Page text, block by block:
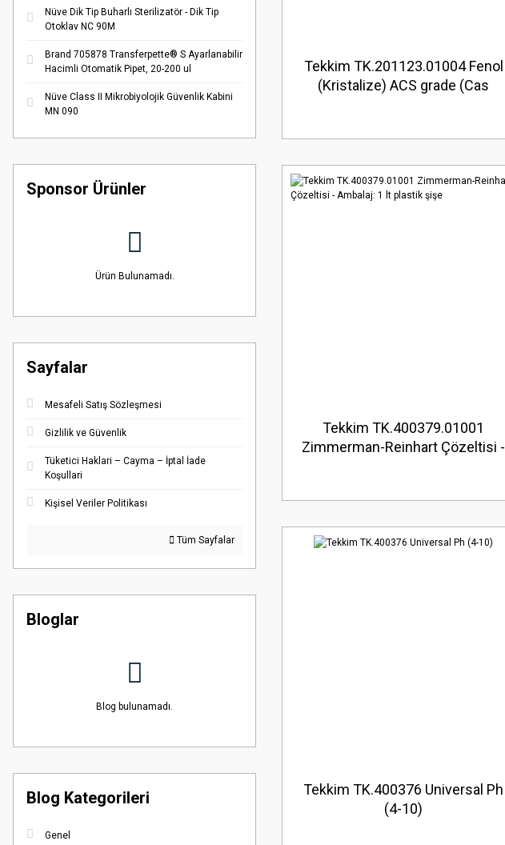
Nüve Dik Tip Buharlı Sterilizatör - Dik Tip
Otoklav NC 90M
Brand 705878 Transferpette® S Ayarlanabilir
Hacimli Otomatik Pipet, 20-200 ul
Nüve Class II Mikrobiyolojik Güvenlik Kabini
MN 090
Sponsor Ürünler
Ürün Bulunamadı.
Sayfalar
Mesafeli Satış Sözleşmesi
Gizlilik ve Güvenlik
Tüketici Haklari – Cayma – İptal İade
Koşullari
Kişisel Veriler Politikası
Tüm Sayfalar
Bloglar
Blog bulunamadı.
Blog Kategorileri
Genel
Tekkim TK.201123.01004 Fenol
(Kristalize) ACS grade (Cas
Tekkim TK.400379.01001
Zimmerman-Reinhart Çözeltisi -
Tekkim TK.400376 Universal Ph
(4-10)